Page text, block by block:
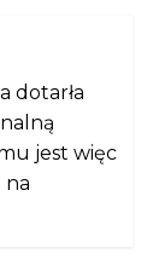
dotarła
jest więc
na